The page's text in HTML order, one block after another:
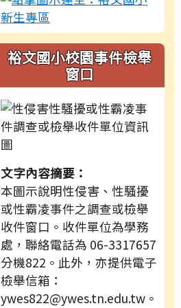
裕文國小校園事件檢舉
窗口
文字內容摘要：
本圖示說明性侵害、性騷擾
或性霸凌事件之調查或檢舉
收件窗口。收件單位為學務
處，聯絡電話為 06-3317657
分機822。此外，亦提供電子
檢舉信箱：
ywes822@ywes.tn.edu.tw。